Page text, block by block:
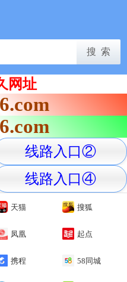
网址
线路入口②
线路入口④
天猫 搜狐
凤凰 起点
携程 58同城